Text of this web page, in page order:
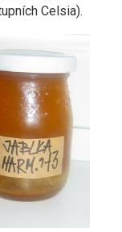
Celsia).